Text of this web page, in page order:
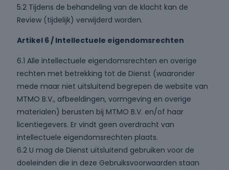
5.2 Tijdens de behandeling van de klacht kan de
Review (tijdelijk) verwijderd worden.
Artikel 6 / Intellectuele eigendomsrechten
6.1 Alle intellectuele eigendomsrechten en overige
rechten met betrekking tot de Dienst (waaronder
mede maar niet uitsluitend begrepen de website van
MTMO B.V., afbeeldingen, vormgeving en overige
materialen) berusten bij MTMO B.V. en/of haar
licentiegevers. Er vindt geen overdracht van
intellectuele eigendomsrechten plaats.
6.2 U mag de Dienst uitsluitend gebruiken voor de
doeleinden die in deze Gebruiksvoorwaarden staan